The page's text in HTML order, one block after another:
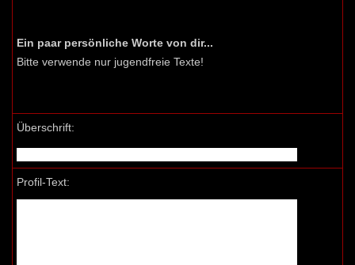
Ein paar persönliche Worte von dir...
Bitte verwende nur jugendfreie Texte!
Überschrift:
Profil-Text: